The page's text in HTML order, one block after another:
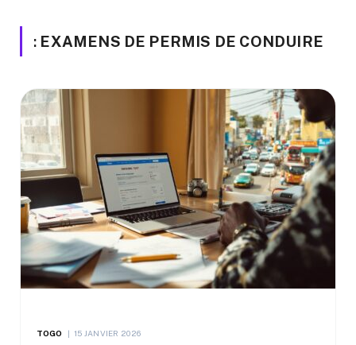
: EXAMENS DE PERMIS DE CONDUIRE
TOGO 15 JANVIER 2026